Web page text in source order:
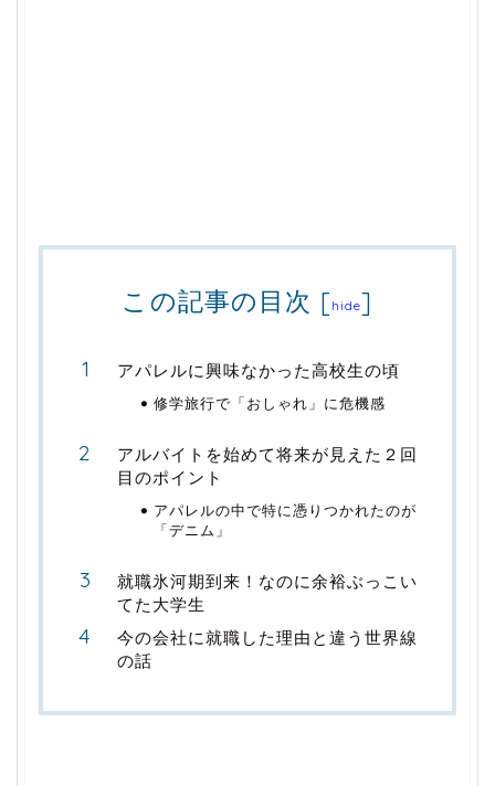
この記事の目次 [hide]
アパレルに興味なかった高校生の頃
修学旅行で「おしゃれ」に危機感
アルバイトを始めて将来が見えた２回
目のポイント
アパレルの中で特に憑りつかれたのが
「デニム」
就職氷河期到来！なのに余裕ぶっこい
てた大学生
今の会社に就職した理由と違う世界線
の話